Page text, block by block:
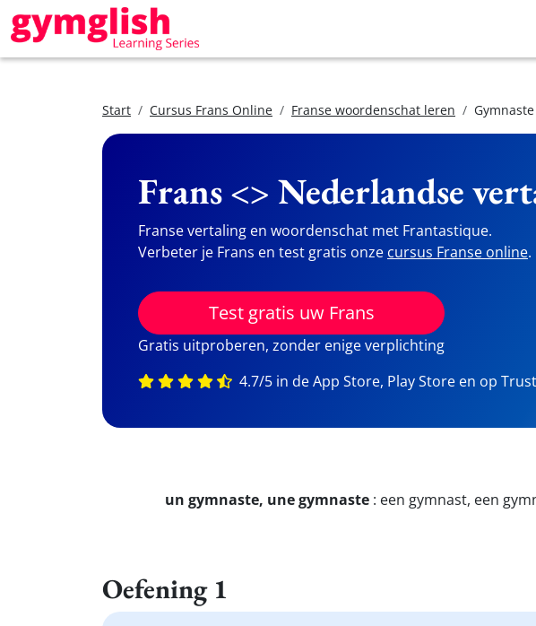
Start Cursus Frans Online Franse woordenschat leren Gymnaste
Frans <> Nederlandse
Franse vertaling en woordenschat met Frantastique.
Verbeter je Frans en test gratis onze cursus Franse online.
Test gratis uw Frans
Gratis uitproberen, zonder enige verplichting
4.7/5 in de App Store, Play Store en op
un gymnaste, une gymnaste : een gymnast, een
Oefening 1